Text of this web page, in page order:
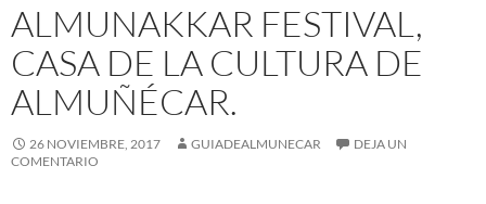
ALMUNAKKAR FESTIVAL,
CASA DE LA CULTURA DE
ALMUÑÉCAR.
26 NOVIEMBRE, 2017 GUIADEALMUNECAR
DEJA UN
COMENTARIO